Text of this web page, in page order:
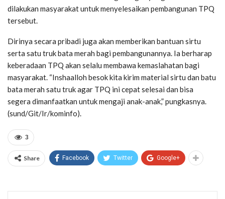
dilakukan masyarakat untuk menyelesaikan pembangunan TPQ
tersebut.
Dirinya secara pribadi juga akan memberikan bantuan sirtu
serta satu truk bata merah bagi pembangunannya. Ia berharap
keberadaan TPQ akan selalu membawa kemaslahatan bagi
masyarakat. “Inshaalloh besok kita kirim material sirtu dan batu
bata merah satu truk agar TPQ ini cepat selesai dan bisa
segera dimanfaatkan untuk mengaji anak-anak,” pungkasnya.
(sund/Git/Ir/kominfo).
3
Share Facebook Twitter Google+